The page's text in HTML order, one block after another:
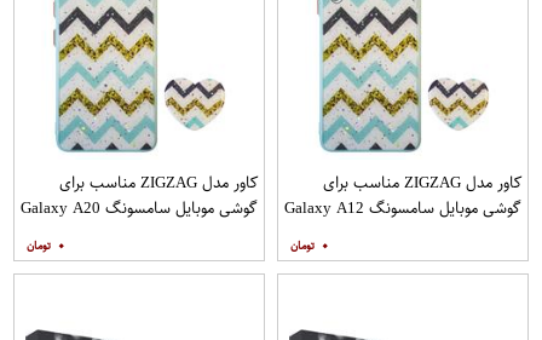
کاور مدل ZIGZAG مناسب برای
گوشی موبایل سامسونگ Galaxy A12
۰
کاور مدل ZIGZAG مناسب برای
گوشی موبایل سامسونگ Galaxy A20
۰